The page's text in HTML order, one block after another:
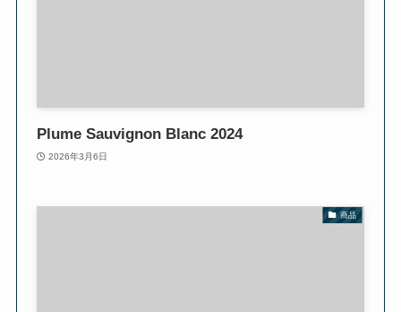
Plume Sauvignon Blanc 2024
2026年3月6日
商品